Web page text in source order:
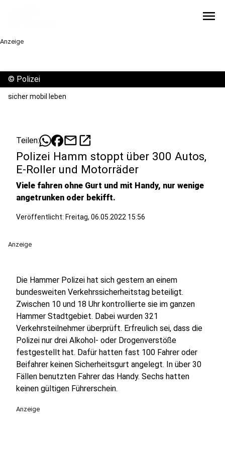
menu
Anzeige
© Polizei
sicher mobil leben
Teilen: mailopen_in_new
Polizei Hamm stoppt über 300 Autos,
E-Roller und Motorräder
Viele fahren ohne Gurt und mit Handy, nur wenige
angetrunken oder bekifft.
Veröffentlicht: Freitag, 06.05.2022 15:56
Anzeige
Die Hammer Polizei hat sich gestern an einem
bundesweiten Verkehrssicherheitstag beteiligt.
Zwischen 10 und 18 Uhr kontrollierte sie im ganzen
Hammer Stadtgebiet. Dabei wurden 321
Verkehrsteilnehmer überprüft. Erfreulich sei, dass die
Polizei nur drei Alkohol- oder Drogenverstöße
festgestellt hat. Dafür hatten fast 100 Fahrer oder
Beifahrer keinen Sicherheitsgurt angelegt. In über 30
Fällen benutzten Fahrer das Handy. Sechs hatten
keinen gültigen Führerschein.
Anzeige